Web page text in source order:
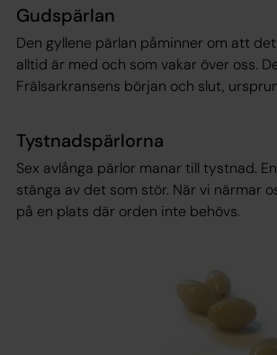
Gudspärlan
Den gyllene pärlan påminner om att
alltid är med och som vakar över oss.
Frälsarkransens början och slut,
Tystnadspärlorna
Sex avlånga pärlor manar till tystnad.
stänga av det som stör. När vi närmar
på en plats där orden inte behövs.